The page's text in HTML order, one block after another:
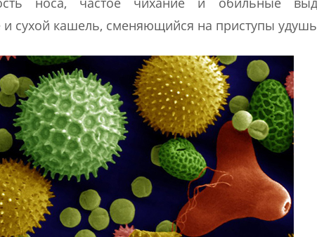
сухой кашель, сменяющийся на приступы